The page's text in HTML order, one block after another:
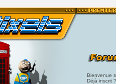
Bienvenue
Déjà inscrit